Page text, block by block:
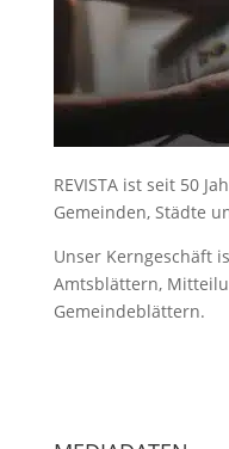
REVISTA ist seit 50
Gemeinden, Städte
Unser Kerngeschäft
Amtsblättern,
Gemeindeblättern.